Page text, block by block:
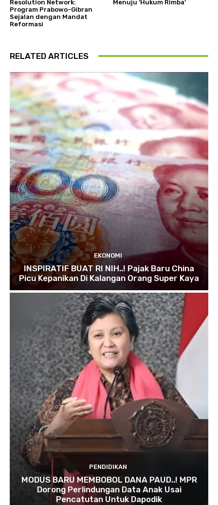
Resolution Network:
Program Prabowo-Gibran
Sejalan dengan Mandat
Reformasi
Menuju ‘Hukum Rimba’
RELATED ARTICLES
EKONOMI
INSPIRATIF BUAT RI NIH..! Pajak Baru China
Picu Kepanikan Di Kalangan Orang Super Kaya
PENDIDIKAN
MODUS BARU MEMBOBOL DANA PAUD..! MPR
Dorong Perlindungan Data Anak Usai
Pencatutan Untuk Dapodik